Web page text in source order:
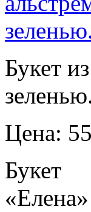
Букет
Цена:
Букет
«Елена»